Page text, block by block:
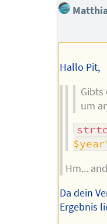
Hallo Pit,
Gibts
um
$year
Hm...
Da dein
Ergebnis